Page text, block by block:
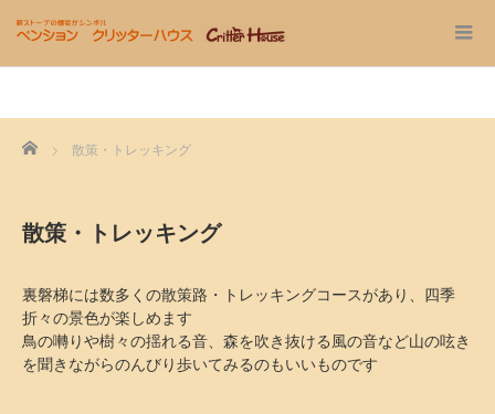
Home 散策・トレッキング
散策・トレッキング
裏磐梯には数多くの散策路・トレッキングコースがあり、四季
折々の景色が楽しめます
鳥の囀りや樹々の揺れる音、森を吹き抜ける風の音など山の呟き
を聞きながらのんびり歩いてみるのもいいものです